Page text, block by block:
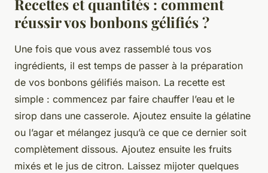
Recettes et quantités : comment
réussir vos bonbons gélifiés ?
Une fois que vous avez rassemblé tous vos
ingrédients, il est temps de passer à la préparation
de vos bonbons gélifiés maison. La recette est
simple : commencez par faire chauffer l’eau et le
sirop dans une casserole. Ajoutez ensuite la gélatine
ou l’agar et mélangez jusqu’à ce que ce dernier soit
complètement dissous. Ajoutez ensuite les fruits
mixés et le jus de citron. Laissez mijoter quelques